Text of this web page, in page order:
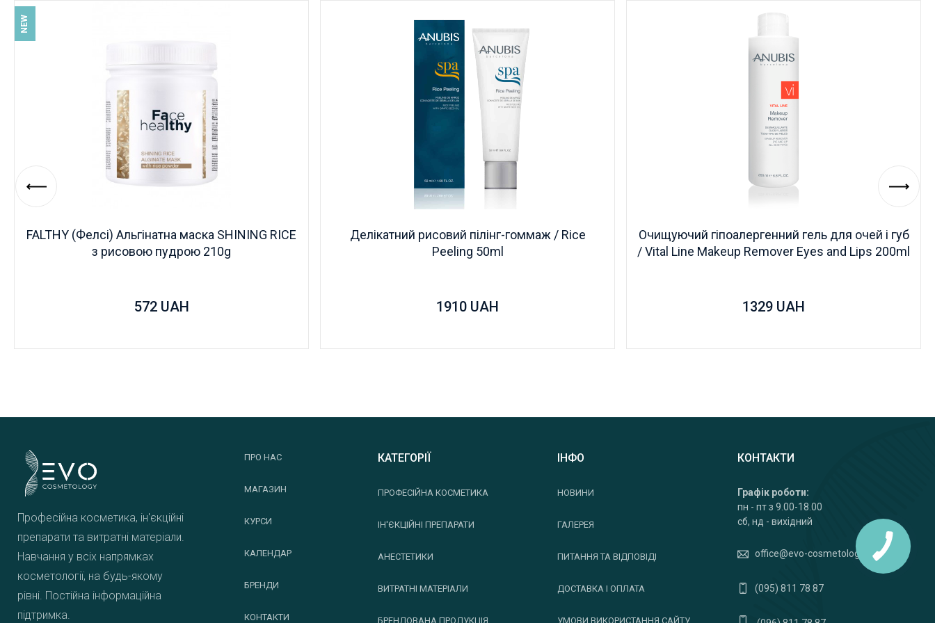
NEW
FALTHY (Фелсі) Альгінатна маска SHINING RICE
з рисовою пудрою 210g
572 UAH
Делікатний рисовий пілінг-гоммаж / Rice
Peeling 50ml
1910 UAH
Очищуючий гіпоалергенний гель для очей і губ
/ Vital Line Makeup Remover Eyes and Lips 200ml
1329 UAH
Професійна косметика, ін'єкційні
препарати та витратні матеріали.
Навчання у всіх напрямках
косметології, на будь-якому
рівні. Постійна інформаційна
підтримка.
ПРО НАС
МАГАЗИН
КУРСИ
КАЛЕНДАР
БРЕНДИ
КОНТАКТИ
КАТЕГОРІЇ
ПРОФЕСІЙНА КОСМЕТИКА
ІН'ЄКЦІЙНІ ПРЕПАРАТИ
АНЕСТЕТИКИ
ВИТРАТНІ МАТЕРІАЛИ
БРЕНДОВАНА ПРОДУКЦІЯ
ІНФО
НОВИНИ
ГАЛЕРЕЯ
ПИТАННЯ ТА ВІДПОВІДІ
ДОСТАВКА І ОПЛАТА
УМОВИ ВИКОРИСТАННЯ САЙТУ
КОНТАКТИ
Графік роботи:
пн - пт з 9.00-18.00
сб, нд - вихідний
office@evo-cosmetology.com
(095) 811 78 87